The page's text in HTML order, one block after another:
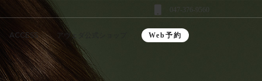
047-376-9560
ACCESS アヴェダ公式ショップ Web予約